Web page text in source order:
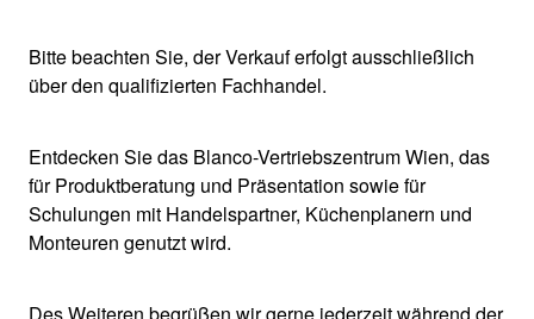
Bitte beachten Sie, der Verkauf erfolgt ausschließlich
über den qualifizierten Fachhandel.
Entdecken Sie das Blanco-Vertriebszentrum Wien, das
für Produktberatung und Präsentation sowie für
Schulungen mit Handelspartner, Küchenplanern und
Monteuren genutzt wird.
Des Weiteren begrüßen wir gerne jederzeit während der